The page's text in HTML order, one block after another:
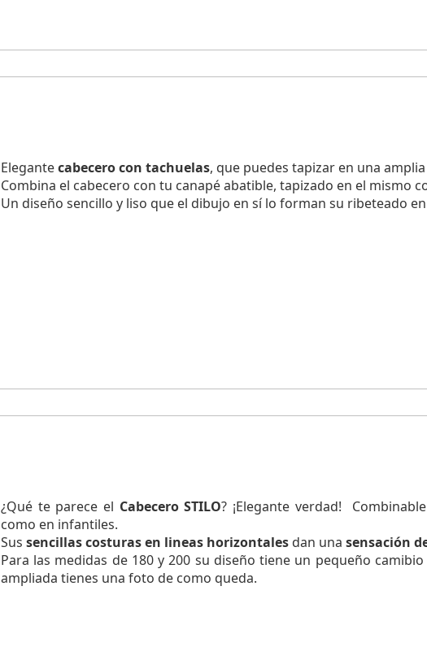
Elegantecabecero con tachuelas, que puedes tapizar en una
Combina el cabecero con tu canapé abatible, tapizado en el mismo
Un diseño sencillo y liso que el dibujo en sí lo forman su ribeteado
¿Qué te parece el Cabecero STILO? ¡Elegante verdad!
como en infantiles.
Sus sencillas costuras en lineas horizontales dan una sensación
Para las medidas de 180 y 200 su diseño tiene un pequeño
ampliada tienes una foto de como queda.